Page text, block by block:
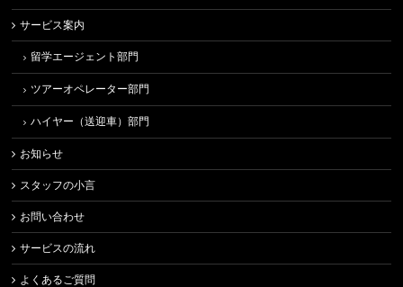
サービス案内
留学エージェント部門
ツアーオペレーター部門
ハイヤー（送迎車）部門
お知らせ
スタッフの小言
お問い合わせ
サービスの流れ
よくあるご質問